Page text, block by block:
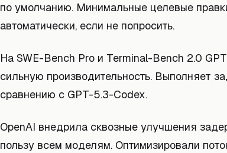
по умолчанию. Минимальные целевые
автоматически, если не попросить.
На SWE-Bench Pro и Terminal-Bench 2.0
сильную производительность. Выполняет
сравнению с GPT-5.3-Codex.
OpenAI внедрила сквозные улучшения
пользу всем моделям. Оптимизировали